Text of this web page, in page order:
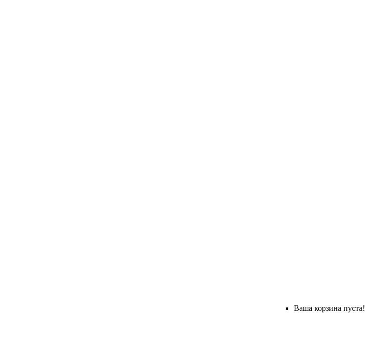
Ваша корзина пуста!